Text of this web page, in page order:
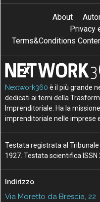
About
Privacy
Terms&Conditions
Nextwork360 è il più grande
dedicati ai temi della
Imprenditoriale. Ha la
imprenditoriale nelle imprese
Testata registrata al
1927. Testata scientifica
Indirizzo
Via Moretto da Brescia, 22